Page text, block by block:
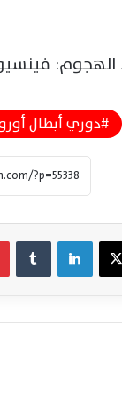
دوري أبطال
‫X لينكدإن